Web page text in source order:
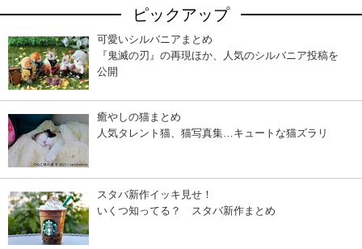
ピックアップ
可愛いシルバニアまとめ
『鬼滅の刃』の再現ほか、人気のシルバニア投稿を
公開
癒やしの猫まとめ
人気タレント猫、猫写真集…キュートな猫ズラリ
スタバ新作イッキ見せ！
いくつ知ってる？ スタバ新作まとめ